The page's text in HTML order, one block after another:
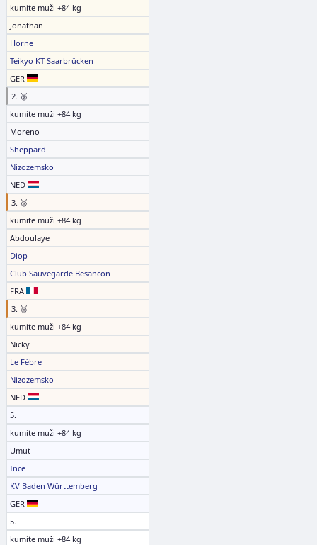
kumite muži +84 kg
Jonathan
Horne
Teikyo KT Saarbrücken
GER
2. 🥈
kumite muži +84 kg
Moreno
Sheppard
Nizozemsko
NED
3. 🥉
kumite muži +84 kg
Abdoulaye
Diop
Club Sauvegarde Besancon
FRA
3. 🥉
kumite muži +84 kg
Nicky
Le Fébre
Nizozemsko
NED
5.
kumite muži +84 kg
Umut
Ince
KV Baden Württemberg
GER
5.
kumite muži +84 kg